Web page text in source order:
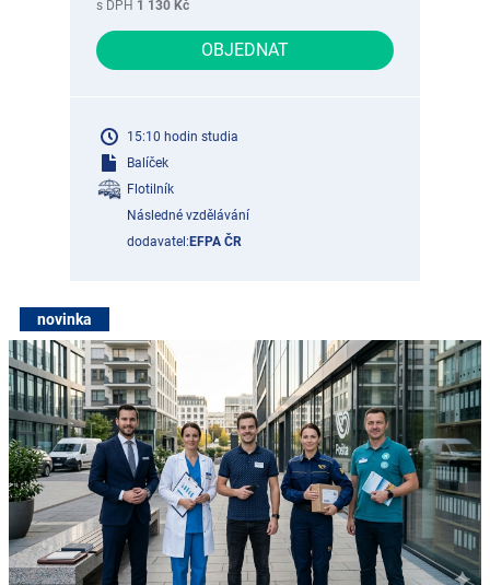
novinka
s DPH 1 130 Kč
OBJEDNAT
15:10 hodin studia
Balíček
Flotilník
Následné vzdělávání
dodavatel: EFPA ČR